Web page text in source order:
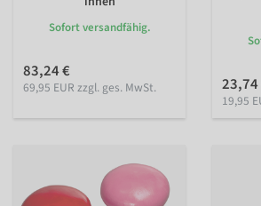
Sofort versandfähig.
83,24 €
69,95 EUR zzgl. ges. MwSt. 23,74
19,95